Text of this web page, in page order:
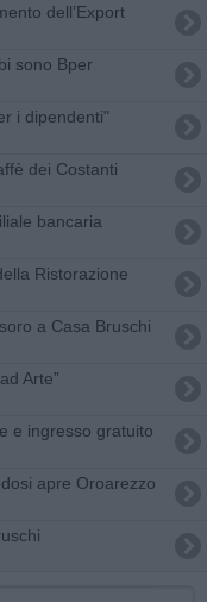
dell’Export
sono Bper
i dipendenti"
dei Costanti
bancaria
Ristorazione
a Casa Bruschi
Arte”
e ingresso gratuito
apre Oroarezzo